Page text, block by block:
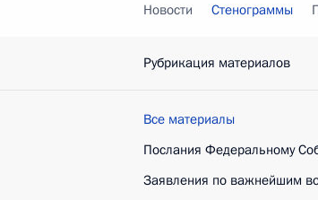
Новости Стенограммы
Рубрикация материалов
Все материалы
Послания Федеральному
Заявления по важнейшим